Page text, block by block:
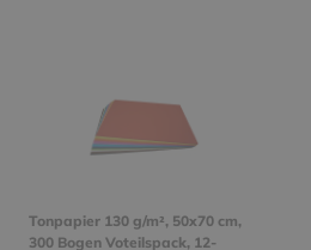
Tonpapier 130 g/m², 50x70 cm,
300 Bogen Voteilspack, 12-